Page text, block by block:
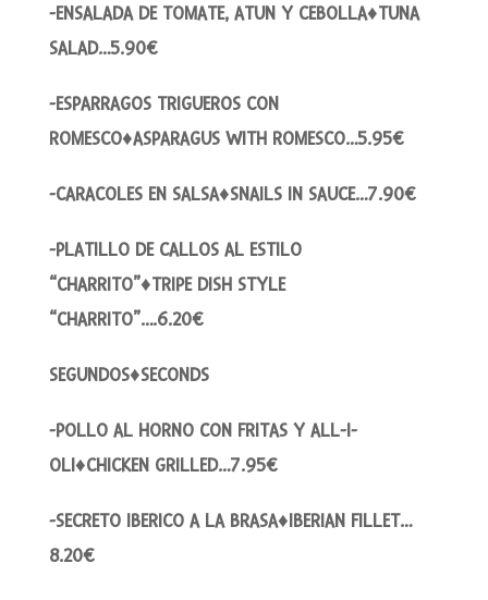
-ENSALADA DE TOMATE, ATUN Y CEBOLLA♦TUNA
SALAD…5.90€
-ESPARRAGOS TRIGUEROS CON
ROMESCO♦ASPARAGUS WITH ROMESCO…5.95€
-CARACOLES EN SALSA♦SNAILS IN SAUCE…7.90€
-PLATILLO DE CALLOS AL ESTILO
“CHARRITO”♦TRIPE DISH STYLE
“CHARRITO”….6.20€
SEGUNDOS♦SECONDS
-POLLO AL HORNO CON FRITAS Y ALL-I-
OLI♦CHICKEN GRILLED…7.95€
-SECRETO IBERICO A LA BRASA♦IBERIAN FILLET…
8.20€